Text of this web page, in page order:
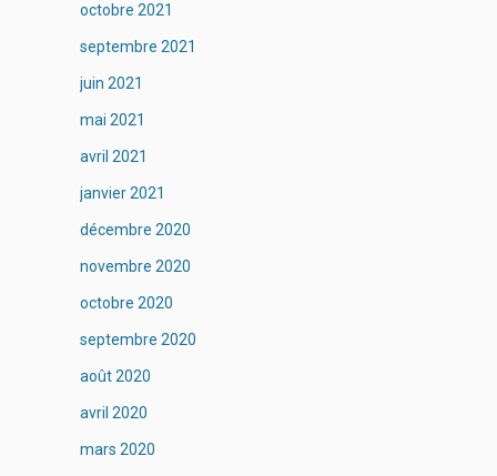
octobre 2021
septembre 2021
juin 2021
mai 2021
avril 2021
janvier 2021
décembre 2020
novembre 2020
octobre 2020
septembre 2020
août 2020
avril 2020
mars 2020